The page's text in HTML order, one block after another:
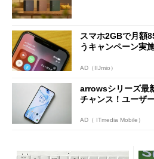
スマホ2GBで月額
うキャンペーン実
AD（IIJmio）
arrowsシリーズ最
チャンス！ユーザ
AD（ ITmedia Mobile）